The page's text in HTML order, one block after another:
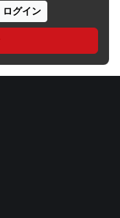
ログイン